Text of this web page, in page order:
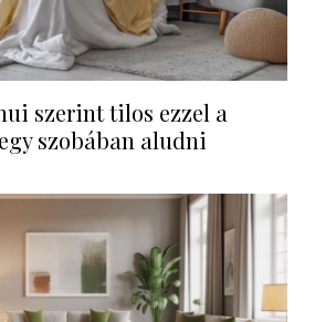
szerint tilos ezzel a
szobában aludni